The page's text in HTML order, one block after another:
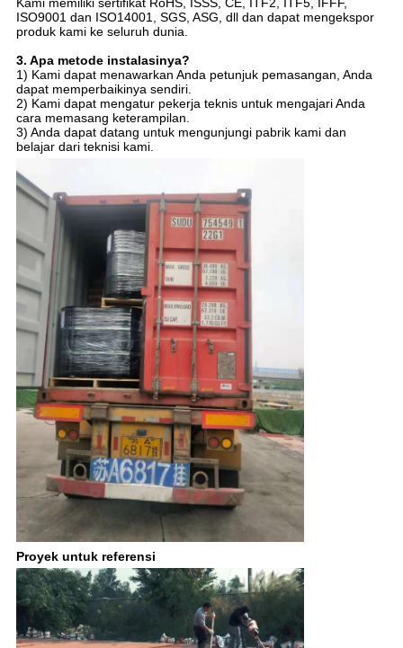
Kami memiliki sertifikat RoHS, ISSS, CE, ITF2, ITF5, IFFF,
ISO9001 dan ISO14001, SGS, ASG, dll dan dapat mengekspor
produk kami ke seluruh dunia.
3. Apa metode instalasinya?
1) Kami dapat menawarkan Anda petunjuk pemasangan, Anda
dapat memperbaikinya sendiri.
2) Kami dapat mengatur pekerja teknis untuk mengajari Anda
cara memasang keterampilan.
3) Anda dapat datang untuk mengunjungi pabrik kami dan
belajar dari teknisi kami.
Proyek untuk referensi